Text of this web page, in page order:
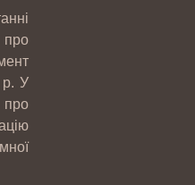
про
р. У
про